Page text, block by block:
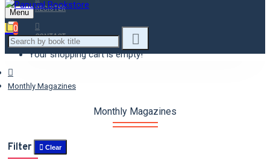
REGISTER
CONTACT
Menu
0
Your shopping cart is empty!
Monthly Magazines
Monthly Magazines
Filter Clear